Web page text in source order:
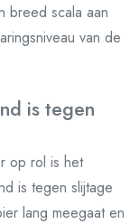
breed scala aan
van de
is tegen
op rol is het
is tegen slijtage
lang meegaat en